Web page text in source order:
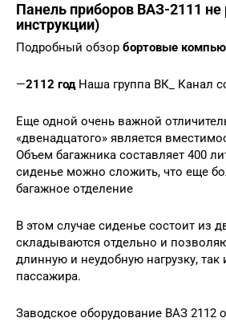
Панель приборов ВАЗ-2111 не
инструкции)
Подробный обзор бортовые
—2112 годНаша группа ВК_ Канал
Еще одной очень важной
«двенадцатого» является
Объем багажника составляет 400
сиденье можно сложить, что еще
багажное отделение
В этом случае сиденье состоит из
складываются отдельно и
длинную и неудобную нагрузку, так
пассажира.
Заводское оборудование ВАЗ 2112